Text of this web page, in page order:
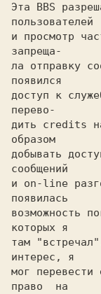
Эта BBS
пользователей
и просмотр
запреща-
ла отправку
появился
доступ к
перево-
дить credits
образом
добывать
сообщений
и on-line
появилась
возможность
которых я
там
интерес, я
мог
право  на